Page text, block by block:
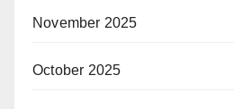
November 2025
October 2025